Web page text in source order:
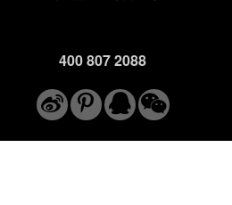
400 807 2088